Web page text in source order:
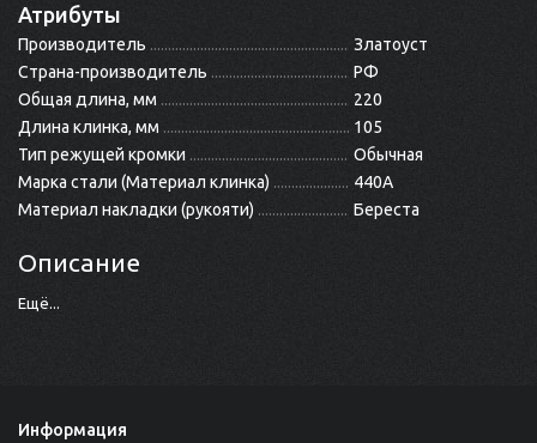
Атрибуты
Производитель
Златоуст
Страна-производитель
РФ
Общая длина, мм
220
Длина клинка, мм
105
Тип режущей кромки
Обычная
Марка стали (Материал клинка)
440A
Материал накладки (рукояти)
Береста
Описание
Ещё...
Информация